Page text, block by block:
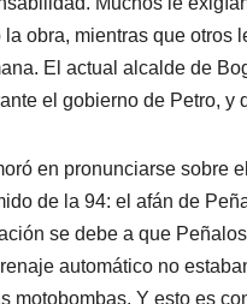
obra, mientras que otros
El actual alcalde de
el gobierno de Petro, y
en pronunciarse sobre
de la 94: el afán de
se debe a que
automático no
motobombas. Y esto es